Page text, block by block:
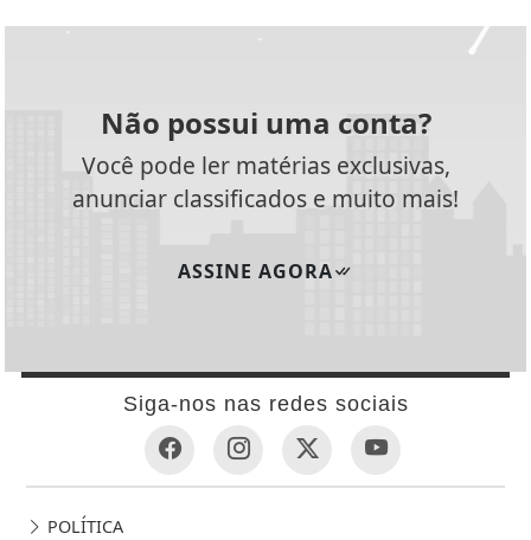
Não possui uma conta?
Você pode ler matérias exclusivas,
anunciar classificados e muito mais!
ASSINE AGORA
Siga-nos nas redes sociais
POLÍTICA